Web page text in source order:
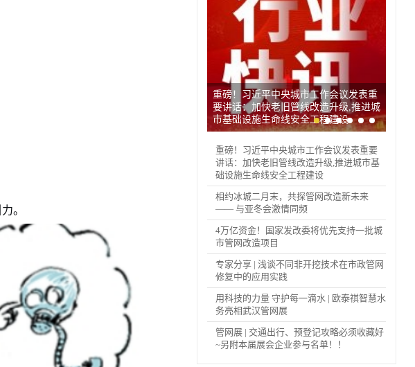
。
重磅！习近平中央城市工作会议发表重
要讲话：加快老旧管线改造升级,推进城
市基础设施生命线安全工程建设
重磅！习近平中央城市工作会议发表重要
讲话：加快老旧管线改造升级,推进城市基
础设施生命线安全工程建设
相约冰城二月末，共探管网改造新未来
—— 与亚冬会激情同频
4万亿资金！国家发改委将优先支持一批城
市管网改造项目
专家分享 | 浅谈不同非开挖技术在市政管网
修复中的应用实践
用科技的力量 守护每一滴水 | 欧泰祺智慧水
务亮相武汉管网展
管网展 | 交通出行、预登记攻略必须收藏好
~另附本届展会企业参与名单！！